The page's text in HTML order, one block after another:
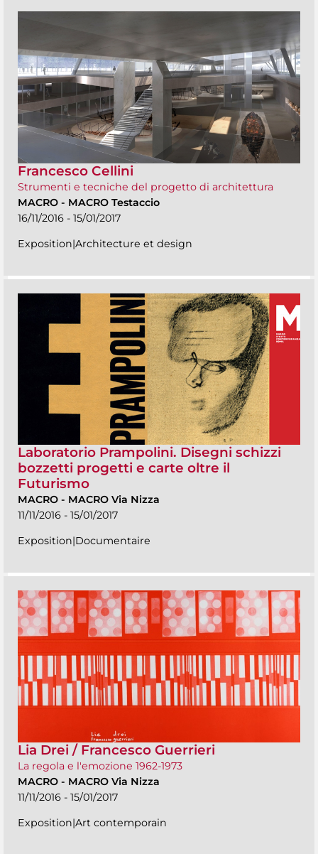
Francesco Cellini
Strumenti e tecniche del progetto di architettura
MACRO - MACRO Testaccio
16/11/2016 - 15/01/2017
Exposition|Architecture et design
Laboratorio Prampolini. Disegni schizzi
bozzetti progetti e carte oltre il
Futurismo
MACRO - MACRO Via Nizza
11/11/2016 - 15/01/2017
Exposition|Documentaire
Lia Drei / Francesco Guerrieri
La regola e l'emozione 1962-1973
MACRO - MACRO Via Nizza
11/11/2016 - 15/01/2017
Exposition|Art contemporain